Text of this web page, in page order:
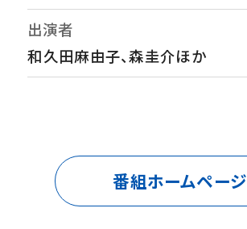
出演者
和久田麻由子、森圭介ほか
番組ホームページ